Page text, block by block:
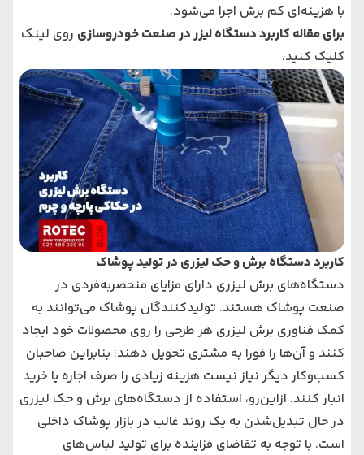
با هزینه‌ای کم برش اجرا می‌‌‌شود.
برای مقاله کاربرد دستگاه لیزر در صنعت خودروسازی روی لینک
کلیک کنید.
کاربرد دستگاه برش و حک لیزری در تولید پوشاک
دستگاه‌های ‌برش لیزری دارای مزایای منحصربه‌فردی در
صنعت پوشاک هستند. تولیدکنندگان پوشاک می‌‌‌توانند به
کمک فناوری برش لیزری هر طرحی را روی محصولات خود ایجاد
کنند و آن‌ها را فورا به مشتری تحویل دهند؛ بنابراین صاحبان
کسب‌وکار دیگر نیاز نیست هزینه زیادی را صرف اجاره یا خرید
انبار کنند. ازاین‌رو، استفاده از دستگاه‌های ‌برش و حک لیزری
در حال تبدیل‌شدن به یک روند غالب در بازار پوشاک داخلی
است. با توجه به تقاضای فزاینده برای تولید لباس‌های